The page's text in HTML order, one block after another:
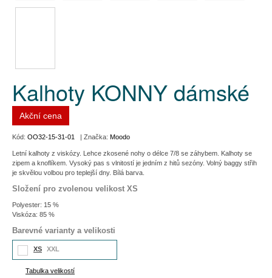
Kalhoty KONNY dámské
Akční cena
Kód: OO32-15-31-01 | Značka: Moodo
Letní kalhoty z viskózy. Lehce zkosené nohy o délce 7/8 se záhybem. Kalhoty se
zipem a knoflíkem. Vysoký pas s vlnitostí je jedním z hitů sezóny. Volný baggy střih
je skvělou volbou pro teplejší dny. Bílá barva.
Složení pro zvolenou velikost XS
Polyester: 15 %
Viskóza: 85 %
Barevné varianty a velikosti
XS XXL
Tabulka velikostí